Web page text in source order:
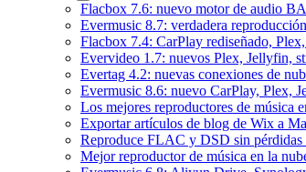
Flacbox 7.6: nuevo motor de audio
Evermusic 8.7: verdadera
Flacbox 7.4: CarPlay rediseñado,
Evervideo 1.7: nuevos Plex, Jellyfin,
Evertag 4.2: nuevas conexiones de
Evermusic 8.6: nuevo CarPlay, Plex,
Los mejores reproductores de música
Exportar artículos de blog de Wix a
Reproduce FLAC y DSD sin
Mejor reproductor de música en la